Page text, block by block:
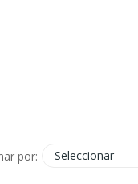
por: Seleccionar